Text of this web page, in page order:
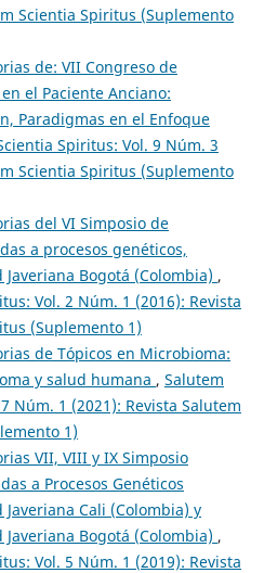
Scientia Spiritus (Suplemento
de: VII Congreso de
el Paciente Anciano:
Paradigmas en el Enfoque
Spiritus: Vol. 9 Núm. 3
Scientia Spiritus (Suplemento
del VI Simposio de
a procesos genéticos,
Bogotá (Colombia) ,
Vol. 2 Núm. 1 (2016): Revista
(Suplemento 1)
de Tópicos en Microbioma:
y salud humana , Salutem
Núm. 1 (2021): Revista Salutem
1)
VII, VIII y IX Simposio
a Procesos Genéticos
Cali (Colombia) y
Bogotá (Colombia) ,
Vol. 5 Núm. 1 (2019): Revista